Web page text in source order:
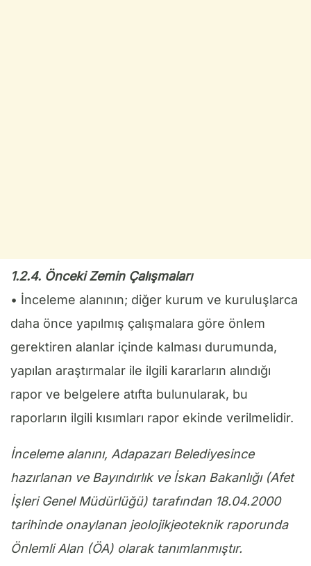
1.2.4. Önceki Zemin Çalışmaları
• İnceleme alanının; diğer kurum ve kuruluşlarca
daha önce yapılmış çalışmalara göre önlem
gerektiren alanlar içinde kalması durumunda,
yapılan araştırmalar ile ilgili kararların alındığı
rapor ve belgelere atıfta bulunularak, bu
raporların ilgili kısımları rapor ekinde verilmelidir.
İnceleme alanını, Adapazarı Belediyesince
hazırlanan ve Bayındırlık ve İskan Bakanlığı (Afet
İşleri Genel Müdürlüğü) tarafından 18.04.2000
tarihinde onaylanan jeolojikjeoteknik raporunda
Önlemli Alan (ÖA) olarak tanımlanmıştır.